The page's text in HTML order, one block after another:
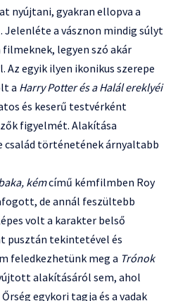
nyújtani, gyakran ellopva a
a vásznon mindig súlyt
legyen szó akár
Az egyik ilyen ikonikus szerepe
a Harry Potter és a Halál ereklyéi
és keserű testvérként
figyelmét. Alakítása
család történetének árnyaltabb
kémcímű kémfilmben Roy
de annál feszültebb
volt a karakter belső
pusztán tekintetével és
feledkezhetünk meg a Trónok
alakításáról sem, ahol
egykori tagja és a vadak